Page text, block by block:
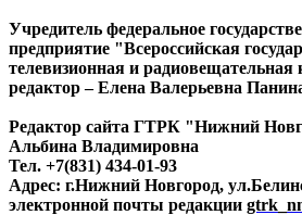
Учредитель федеральное
предприятие "Всероссийская
телевизионная и
редактор – Елена Валерьевна
Редактор сайта ГТРК "Нижний
Альбина Владимировна
Тел. +7(831) 434-01-93
Адрес: г.Нижний Новгород,
электронной почты редакции